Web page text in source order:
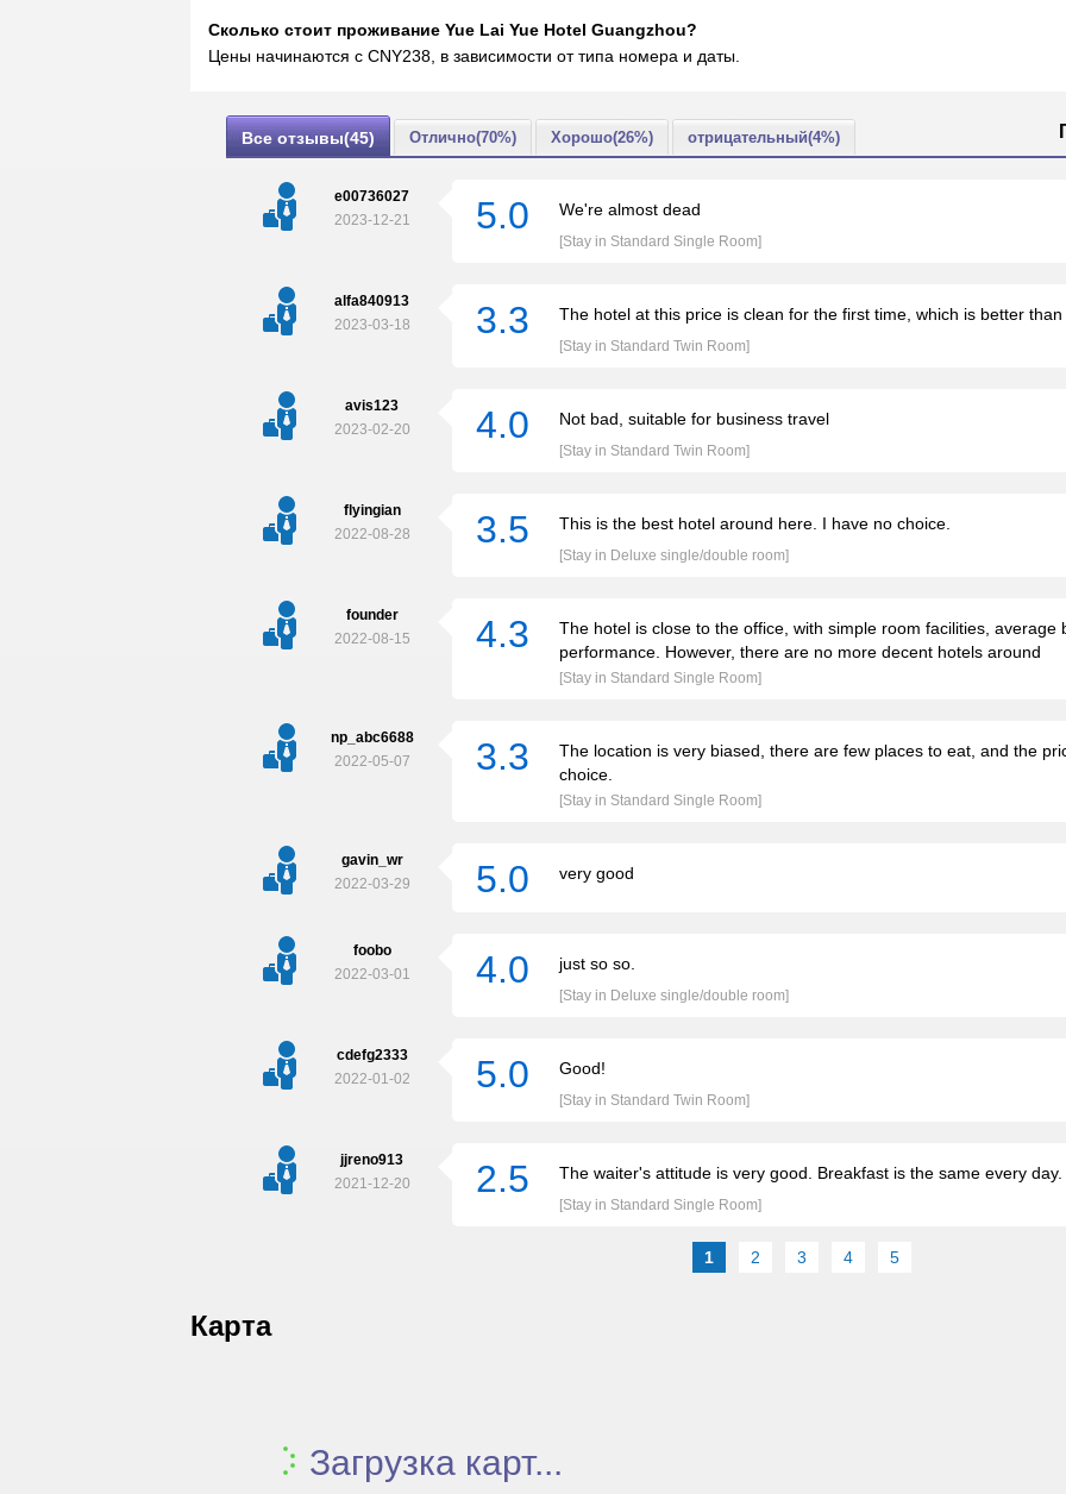
Сколько стоит проживаниe Yue Lai Yue Hotel Guangzhou?
Цены начинаются с CNY238, в зависимости от типа номера и даты.
Все отзывы(45) Отлично(70%) Хорошо(26%) отрицательный(4%)
e00736027
2023-12-21
5.0 We're almost dead
[Stay in Standard Single Room]
alfa840913
2023-03-18
3.3 The hotel at this price is clean for the first time, which is better than
[Stay in Standard Twin Room]
avis123
2023-02-20
4.0 Not bad, suitable for business travel
[Stay in Standard Twin Room]
flyingian
2022-08-28
3.5 This is the best hotel around here. I have no choice.
[Stay in Deluxe single/double room]
founder
2022-08-15
4.3
The hotel is close to the office, with simple room facilities, average
performance. However, there are no more decent hotels around
[Stay in Standard Single Room]
np_abc6688
2022-05-07
3.3
The location is very biased, there are few places to eat, and the
choice.
[Stay in Standard Single Room]
gavin_wr
2022-03-29
5.0 very good
foobo
2022-03-01
4.0 just so so.
[Stay in Deluxe single/double room]
cdefg2333
2022-01-02
5.0 Good!
[Stay in Standard Twin Room]
jjreno913
2021-12-20
2.5 The waiter's attitude is very good. Breakfast is the same every
[Stay in Standard Single Room]
1 2 3 4 5
Карта
Загрузка карт...